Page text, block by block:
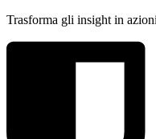
Trasforma gli insight in